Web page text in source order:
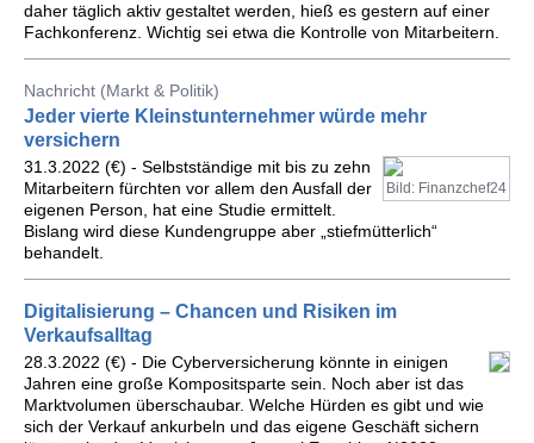
daher täglich aktiv gestaltet werden, hieß es gestern auf einer
Fachkonferenz. Wichtig sei etwa die Kontrolle von Mitarbeitern.
Nachricht (Markt & Politik)
Jeder vierte Kleinstunternehmer würde mehr
versichern
Bild: Finanzchef24
31.3.2022 (€) - Selbstständige mit bis zu zehn
Mitarbeitern fürchten vor allem den Ausfall der
eigenen Person, hat eine Studie ermittelt.
Bislang wird diese Kundengruppe aber „stiefmütterlich“
behandelt.
Digitalisierung – Chancen und Risiken im
Verkaufsalltag
28.3.2022 (€) - Die Cyberversicherung könnte in einigen
Jahren eine große Kompositsparte sein. Noch aber ist das
Marktvolumen überschaubar. Welche Hürden es gibt und wie
sich der Verkauf ankurbeln und das eigene Geschäft sichern